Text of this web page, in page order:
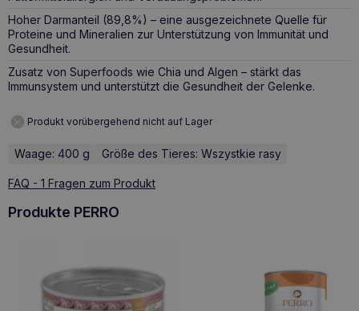
Hoher Darmanteil (89,8%) – eine ausgezeichnete Quelle für
Proteine und Mineralien zur Unterstützung von Immunität und
Gesundheit.
Zusatz von Superfoods wie Chia und Algen – stärkt das
Immunsystem und unterstützt die Gesundheit der Gelenke.
Produkt vorübergehend nicht auf Lager
Waage: 400 g Größe des Tieres: Wszystkie rasy
FAQ - 1 Fragen zum Produkt
Produkte PERRO